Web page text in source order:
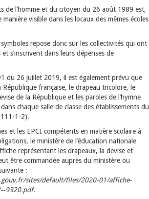
de l’homme et du citoyen du 26 août 1989 est,
visible dans les locaux des mêmes écoles
symboles repose donc sur les collectivités qui ont
s’inscrivent dans leurs dépenses de
du 26 juillet 2019, il est également prévu que
République française, le drapeau tricolore, le
de la République et les paroles de l’hymne
chaque salle de classe des établissements du
1-2).
et les EPCI compétents en matière scolaire à
le ministère de l’éducation nationale
représentant les drapeaux, la devise et
être commandée auprès du ministère ou
:
sites/default/files/2020-01/affiche-
9320.pdf.